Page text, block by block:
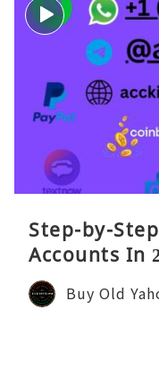
Step-by-
Accounts In
Buy Old